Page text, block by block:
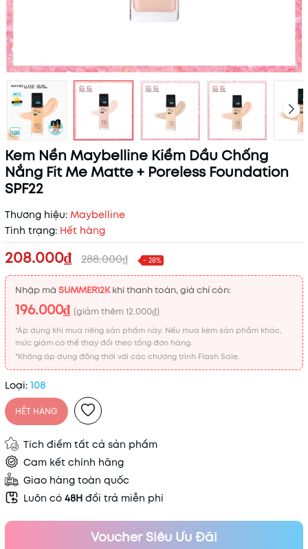
Kem Nền Maybelline Kiềm Dầu Chống
Nắng Fit Me Matte + Poreless Foundation
SPF22
Thương hiệu: Maybelline
Tình trạng: Hết hàng
208.000₫ 288.000₫ - 28%
Nhập mã SUMMER12Kkhi thanh toán, giá chỉ còn:
196.000₫ (giảm thêm12.000₫)
*Áp dụng khi mua riêng sản phẩm này. Nếu mua kèm sản phẩm khác,
mức giảm có thể thay đổi theo tổng đơn hàng.
*Không áp dụng đồng thời với các chương trình Flash Sale.
Loại: 108
HẾT HÀNG
Tích điểm tất cả sản phẩm
Cam kết chính hãng
Giao hàng toàn quốc
Luôn có 48H đổi trả miễn phí
Voucher Siêu Ưu Đãi